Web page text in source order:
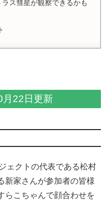
ス彗星が観察できるかも
22日更新
ェクトの代表である松村
新家さんが参加者の皆様
らこちゃんで顔合わせを